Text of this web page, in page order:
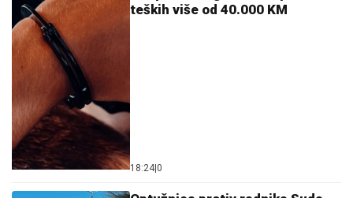
teških više od 40.000 KM
18:24 0